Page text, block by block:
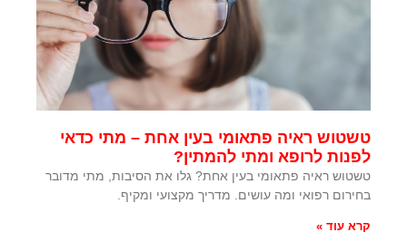
טשטוש ראיה פתאומי בעין אחת – מתי כדאי
לפנות לרופא ומתי להמתין?
טשטוש ראיה פתאומי בעין אחת? גלו את הסיבות, מתי מדובר
בחירום רפואי ומה עושים. מדריך מקצועי ומקיף.
קרא עוד »